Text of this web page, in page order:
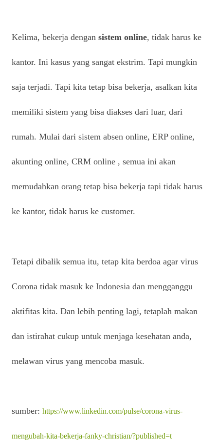
Kelima, bekerja dengan sistem online, tidak harus ke
kantor. Ini kasus yang sangat ekstrim. Tapi mungkin
saja terjadi. Tapi kita tetap bisa bekerja, asalkan kita
memiliki sistem yang bisa diakses dari luar, dari
rumah. Mulai dari sistem absen online, ERP online,
akunting online, CRM online , semua ini akan
memudahkan orang tetap bisa bekerja tapi tidak harus
ke kantor, tidak harus ke customer.
Tetapi dibalik semua itu, tetap kita berdoa agar virus
Corona tidak masuk ke Indonesia dan mengganggu
aktifitas kita. Dan lebih penting lagi, tetaplah makan
dan istirahat cukup untuk menjaga kesehatan anda,
melawan virus yang mencoba masuk.
sumber: https://www.linkedin.com/pulse/corona-virus-
mengubah-kita-bekerja-fanky-christian/?published=t